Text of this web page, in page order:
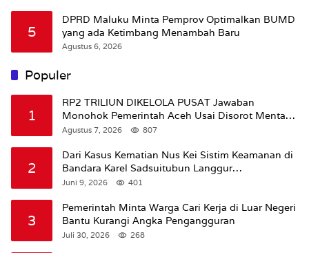
5
DPRD Maluku Minta Pemprov Optimalkan BUMD
yang ada Ketimbang Menambah Baru
Agustus 6, 2026
Populer
1
RP2 TRILIUN DIKELOLA PUSAT Jawaban
Monohok Pemerintah Aceh Usai Disorot Mentan
Amran Soal Dana Pertanian
Agustus 7, 2026 807
2
Dari Kasus Kematian Nus Kei Sistim Keamanan di
Bandara Karel Sadsuitubun Langgur
Dipertanyakan
Juni 9, 2026 401
3
Pemerintah Minta Warga Cari Kerja di Luar Negeri
Bantu Kurangi Angka Pengangguran
Juli 30, 2026 268